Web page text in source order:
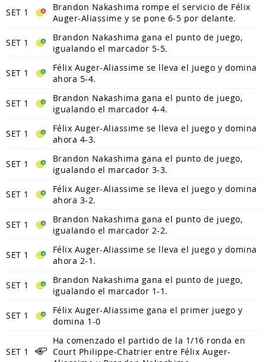
SET 1
Brandon Nakashima rompe el servicio de Félix
Auger-Aliassime y se pone 6-5 por delante.
SET 1
Brandon Nakashima gana el punto de juego,
igualando el marcador 5-5.
SET 1
Félix Auger-Aliassime se lleva el juego y domina
ahora 5-4.
SET 1
Brandon Nakashima gana el punto de juego,
igualando el marcador 4-4.
SET 1
Félix Auger-Aliassime se lleva el juego y domina
ahora 4-3.
SET 1
Brandon Nakashima gana el punto de juego,
igualando el marcador 3-3.
SET 1
Félix Auger-Aliassime se lleva el juego y domina
ahora 3-2.
SET 1
Brandon Nakashima gana el punto de juego,
igualando el marcador 2-2.
SET 1
Félix Auger-Aliassime se lleva el juego y domina
ahora 2-1.
SET 1
Brandon Nakashima gana el punto de juego,
igualando el marcador 1-1.
SET 1
Félix Auger-Aliassime gana el primer juego y
domina 1-0
SET 1
Ha comenzado el partido de la 1/16 ronda en
Court Philippe-Chatrier entre Félix Auger-